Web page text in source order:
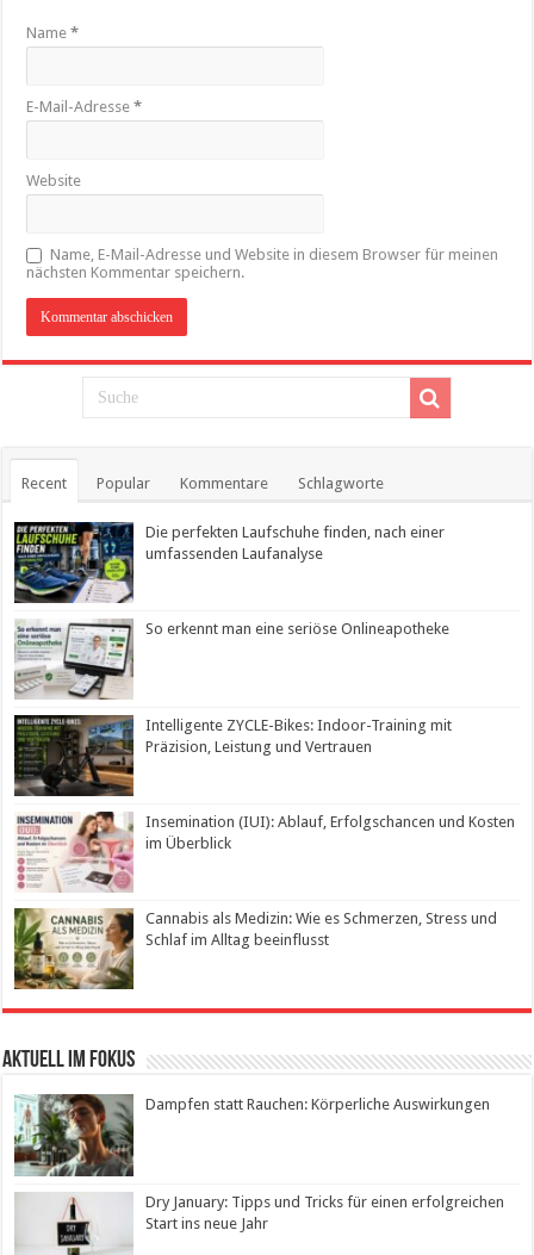
Name*
E-Mail-Adresse*
Website
Name, E-Mail-Adresse und Website in diesem Browser für meinen
nächsten Kommentar speichern.
Recent Popular Kommentare Schlagworte
Die perfekten Laufschuhe finden, nach einer
umfassenden Laufanalyse
So erkennt man eine seriöse Onlineapotheke
Intelligente ZYCLE-Bikes: Indoor-Training mit
Präzision, Leistung und Vertrauen
Insemination (IUI): Ablauf, Erfolgschancen und Kosten
im Überblick
Cannabis als Medizin: Wie es Schmerzen, Stress und
Schlaf im Alltag beeinflusst
Aktuell im Fokus
Dampfen statt Rauchen: Körperliche Auswirkungen
Dry January: Tipps und Tricks für einen erfolgreichen
Start ins neue Jahr